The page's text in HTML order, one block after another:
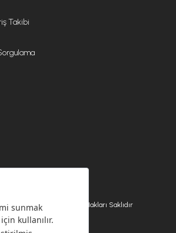
Takibi
© 2026 EMSAN A.Ş. Tüm Hakları Saklıdır